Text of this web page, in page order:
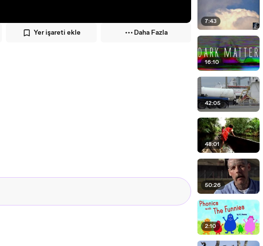
Yer işareti ekle Daha Fazla
7:43
16:10
42:05
48:01
50:26
2:10